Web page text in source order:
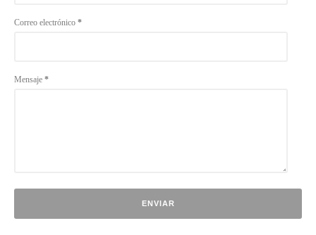
Correo electrónico *
Mensaje *